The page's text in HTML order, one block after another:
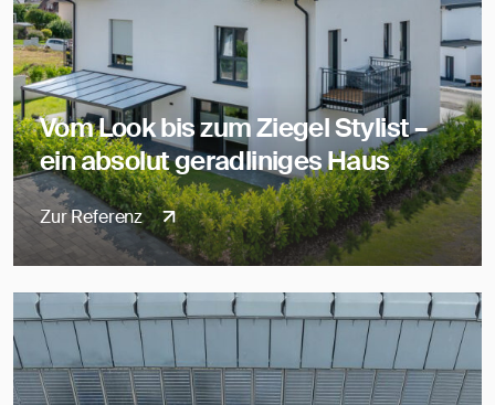
Vom Look bis zum Ziegel Stylist –
ein absolut geradliniges Haus
Zur Referenz